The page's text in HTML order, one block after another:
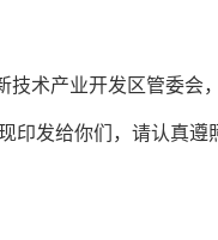
术产业开发区管委会
印发给你们，请认真遵